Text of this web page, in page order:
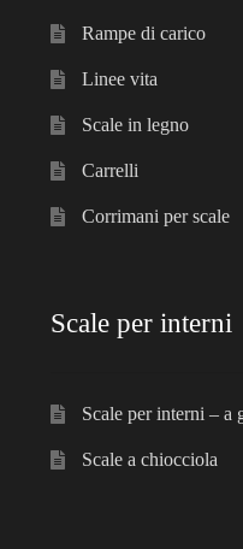
Rampe di carico
Linee vita
Scale in legno
Carrelli
Corrimani per scale
Scale per interni
Scale per interni – a
Scale a chiocciola